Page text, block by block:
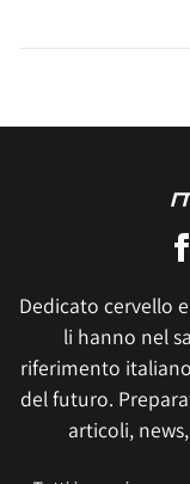
Dedicato cervello
li hanno nel
riferimento
del futuro.
articoli,